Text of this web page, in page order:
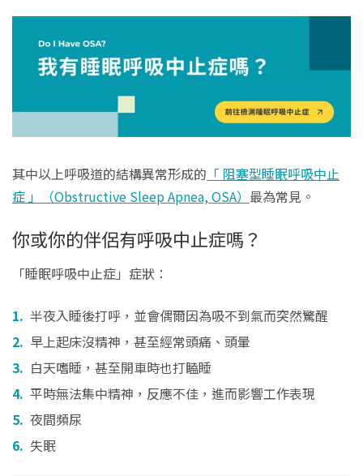
其中以上呼吸道的結構異常形成的 「 阻塞型睡眠呼吸中止
症 」（Obstructive Sleep Apnea, OSA） 最為常見。
你或你的伴侶有呼吸中止症嗎？
「睡眠呼吸中止症」症狀：
半夜入睡後打呼，並會偶爾因為吸不到氣而突然驚醒
早上起床沒精神，甚至經常頭痛、頭暈
白天嗜睡，甚至開車時也打瞌睡
平時無法集中精神，反應不佳，進而影響工作表現
夜間頻尿
失眠